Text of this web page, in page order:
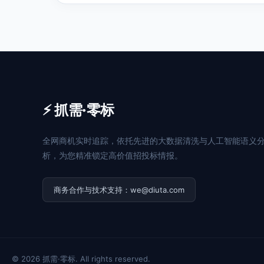
⚡ 抓需·零标
全网商机实时追踪，依托先进的大数据清洗与人工智能语义
析，为您精准锁定高价值招投标情报。
商务合作与技术支持：we@diuta.com
© 2026 抓需·零标. All rights reserved.